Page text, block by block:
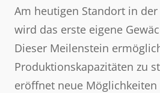
Am heutigen Standort in
wird das erste eigene
Dieser Meilenstein
Produktionskapazitäten zu
eröffnet neue